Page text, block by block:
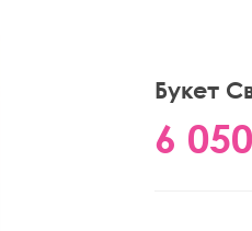
Букет
6